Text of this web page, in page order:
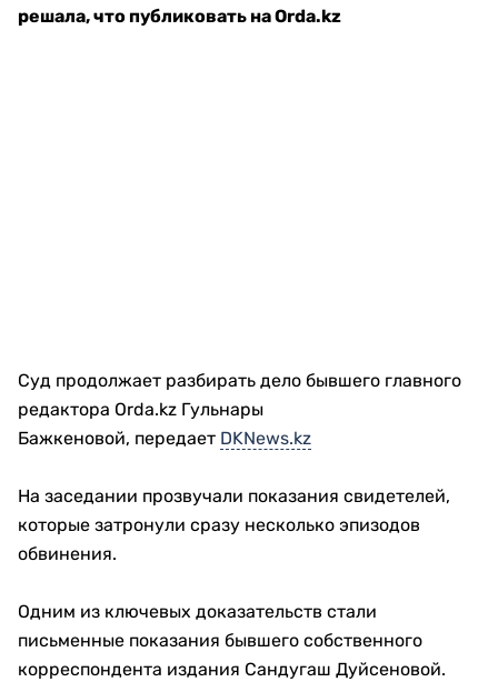
решала, что публиковать на Orda.kz
Суд продолжает разбирать дело бывшего главного
редактора Orda.kz Гульнары
Бажкеновой, передает DKNews.kz
На заседании прозвучали показания свидетелей,
которые затронули сразу несколько эпизодов
обвинения.
Одним из ключевых доказательств стали
письменные показания бывшего собственного
корреспондента издания Сандугаш Дуйсеновой.